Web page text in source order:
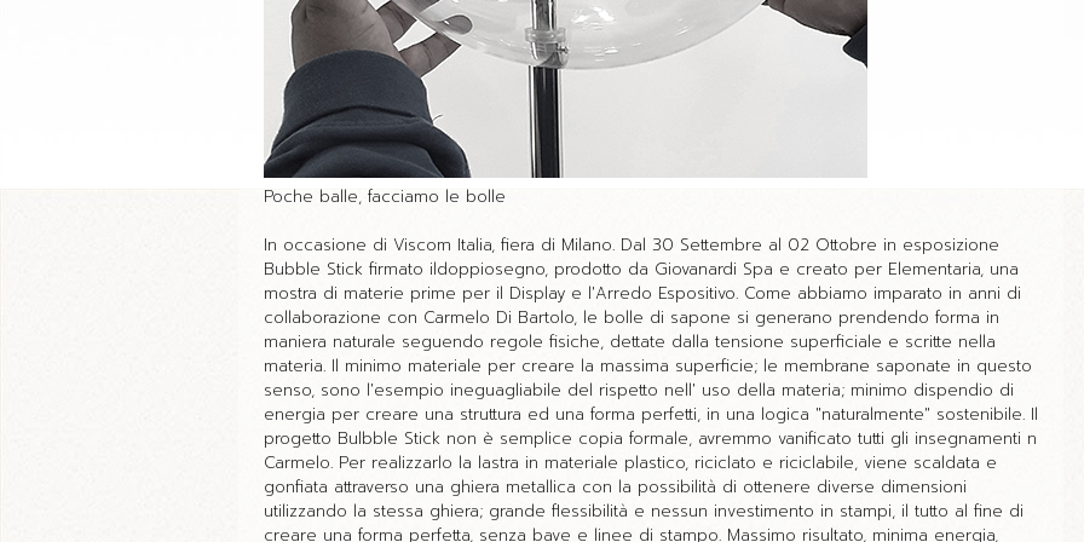
Poche balle, facciamo le bolle
In occasione di Viscom Italia, fiera di Milano. Dal 30 Settembre al 02 Ottobre in esposizione
Bubble Stick firmato ildoppiosegno, prodotto da Giovanardi Spa e creato per Elementaria, una
mostra di materie prime per il Display e l'Arredo Espositivo. Come abbiamo imparato in anni di
collaborazione con Carmelo Di Bartolo, le bolle di sapone si generano prendendo forma in
maniera naturale seguendo regole fisiche, dettate dalla tensione superficiale e scritte nella
materia. Il minimo materiale per creare la massima superficie; le membrane saponate in questo
senso, sono l'esempio ineguagliabile del rispetto nell' uso della materia; minimo dispendio di
energia per creare una struttura ed una forma perfetti, in una logica "naturalmente" sostenibile. Il
progetto Bulbble Stick non è semplice copia formale, avremmo vanificato tutti gli insegnamenti n
Carmelo. Per realizzarlo la lastra in materiale plastico, riciclato e riciclabile, viene scaldata e
gonfiata attraverso una ghiera metallica con la possibilità di ottenere diverse dimensioni
utilizzando la stessa ghiera; grande flessibilità e nessun investimento in stampi, il tutto al fine di
creare una forma perfetta, senza bave e linee di stampo. Massimo risultato, minima energia,